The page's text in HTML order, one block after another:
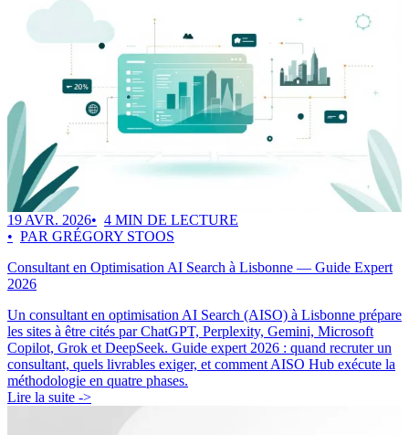
19 AVR. 2026
4 MIN DE LECTURE
PAR GRÉGORY STOOS
Consultant en Optimisation AI Search à Lisbonne — Guide Expert
2026
Un consultant en optimisation AI Search (AISO) à Lisbonne prépare
les sites à être cités par ChatGPT, Perplexity, Gemini, Microsoft
Copilot, Grok et DeepSeek. Guide expert 2026 : quand recruter un
consultant, quels livrables exiger, et comment AISO Hub exécute la
méthodologie en quatre phases.
Lire la suite ->